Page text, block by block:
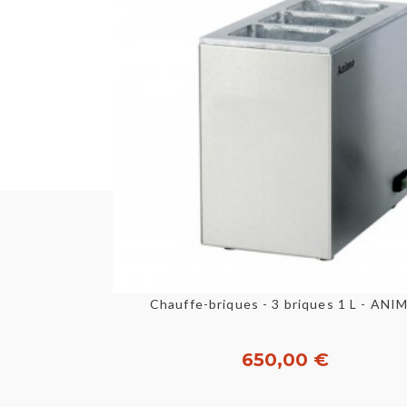
Aperçu rapide
Chauffe-briques - 3 briques 1 L -
650,00 €